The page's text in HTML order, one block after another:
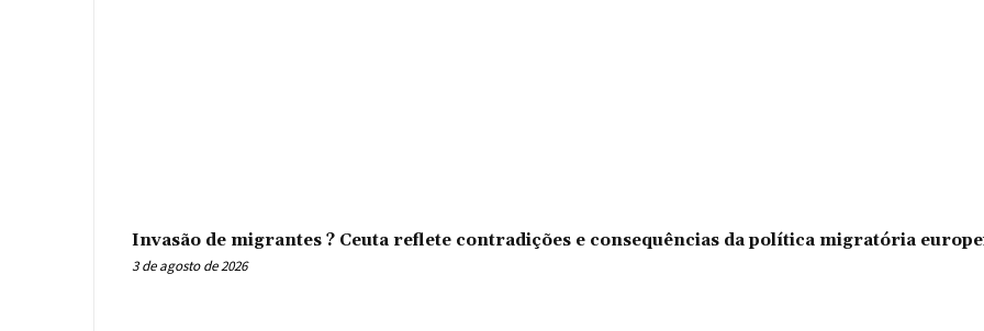
Invasão de migrantes ? Ceuta reflete contradições e consequências da política migratória
3 de agosto de 2026